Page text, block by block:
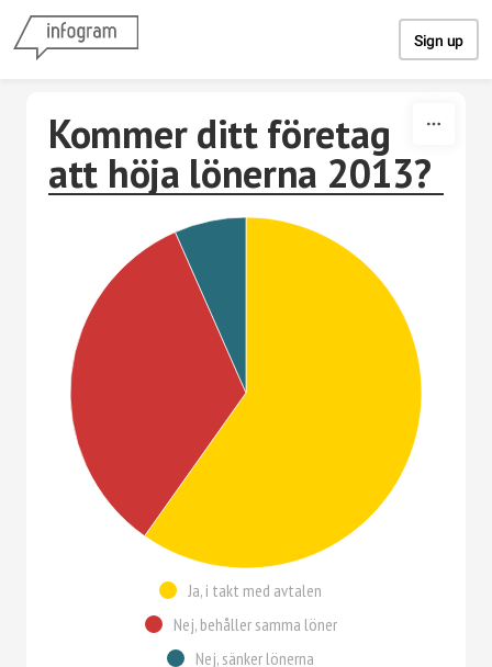
Sign up
Kommer ditt företag
att höja lönerna 2013?
Ja, i takt med avtalen
Nej, behåller samma löner
Nej, sänker lönerna